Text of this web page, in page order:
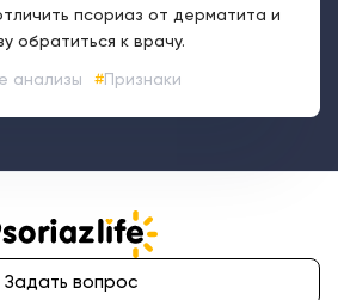
псориаз от дерматита и
обратиться к врачу.
анализы Признаки
Задать вопрос